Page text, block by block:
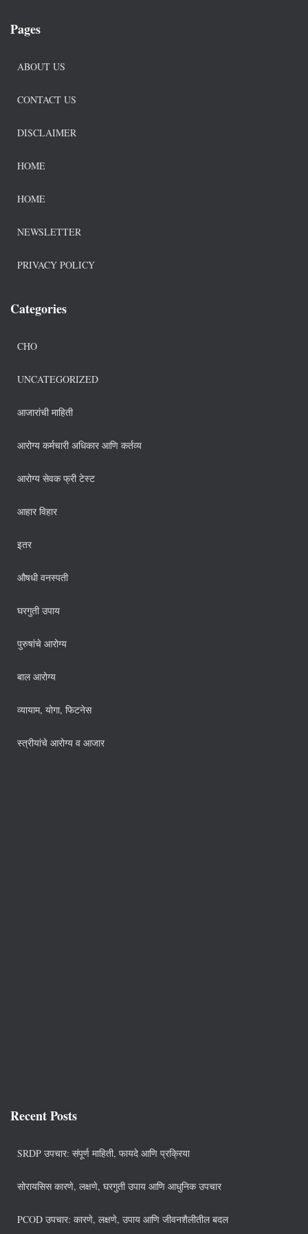
Pages
ABOUT US
CONTACT US
DISCLAIMER
HOME
HOME
NEWSLETTER
PRIVACY POLICY
Categories
CHO
UNCATEGORIZED
आजारांची माहिती
आरोग्य कर्मचारी अधिकार आणि कर्तव्य
आरोग्य सेवक फ्री टेस्ट
आहार विहार
इतर
औषधी वनस्पती
घरगुती उपाय
पुरुषांचे आरोग्य
बाल आरोग्य
व्यायाम, योगा, फिटनेस
स्त्रीयांचे आरोग्य व आजार
Recent Posts
SRDP उपचार: संपूर्ण माहिती, फायदे आणि प्रक्रिया
सोरायसिस कारणे, लक्षणे, घरगुती उपाय आणि आधुनिक उपचार
PCOD उपचार: कारणे, लक्षणे, उपाय आणि जीवनशैलीतील बदल